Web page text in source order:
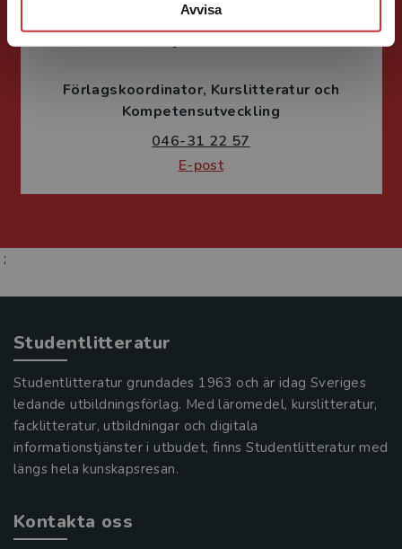
Avvisa
Fritjof Janson
Förlagskoordinator Kurslitteratur och
Kompetensutveckling
046-31 22 57
E-post
;
Studentlitteratur
Studentlitteratur grundades 1963 och är idag Sveriges
ledande utbildningsförlag. Med läromedel, kurslitteratur,
facklitteratur, utbildningar och digitala
informationstjänster i utbudet, finns Studentlitteratur med
längs hela kunskapsresan.
Kontakta oss